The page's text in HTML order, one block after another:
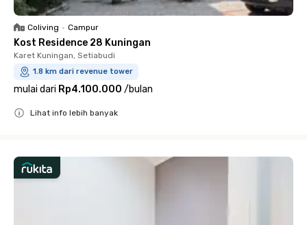
Coliving • Campur
Kost Residence 28 Kuningan
Karet Kuningan, Setiabudi
1.8 km dari revenue tower
mulai dari Rp4.100.000 /bulan
Lihat info lebih banyak